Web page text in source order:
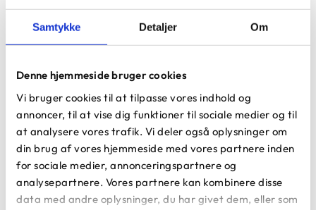
Samtykke Detaljer Om
Denne hjemmeside bruger cookies
Vi bruger cookies til at tilpasse vores indhold og
annoncer, til at vise dig funktioner til sociale medier og til
at analysere vores trafik. Vi deler også oplysninger om
din brug af vores hjemmeside med vores partnere inden
for sociale medier, annonceringspartnere og
analysepartnere. Vores partnere kan kombinere disse
data med andre oplysninger, du har givet dem, eller som